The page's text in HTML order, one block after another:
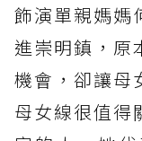
飾演單親媽媽
進崇明鎮，原
機會，卻讓母
母女線很值得